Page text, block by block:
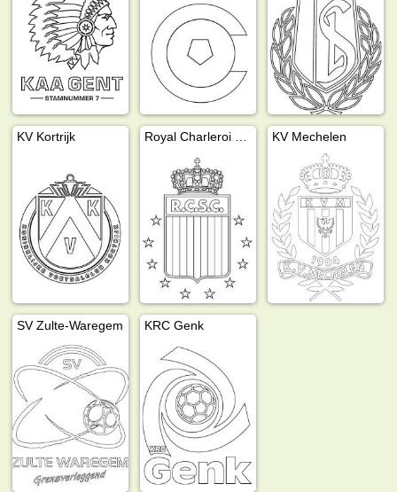
KV Kortrijk KV Mechelen
SV Zulte-Waregem KRC Genk